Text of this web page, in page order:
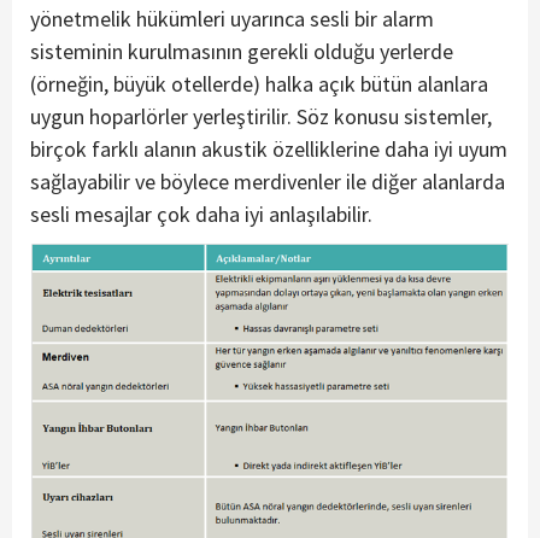
yönetmelik hükümleri uyarınca sesli bir alarm
sisteminin kurulmasının gerekli olduğu yerlerde
(örneğin, büyük otellerde) halka açık bütün alanlara
uygun hoparlörler yerleştirilir. Söz konusu sistemler,
birçok farklı alanın akustik özelliklerine daha iyi uyum
sağlayabilir ve böylece merdivenler ile diğer alanlarda
sesli mesajlar çok daha iyi anlaşılabilir.